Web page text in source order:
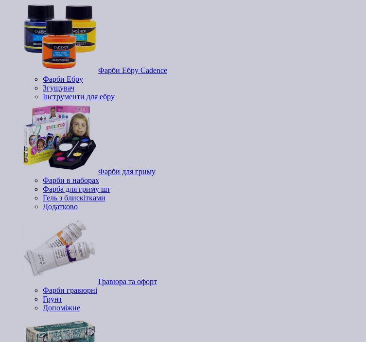
Фарби Ебру Cadence
Фарби Ебру
Згущувач
Інструменти для ебру
Фарби для гриму
Фарби в наборах
Фарба для гриму шт
Гель з блискітками
Додатково
Гравюра та офорт
Фарби гравюрні
Грунт
Допоміжне